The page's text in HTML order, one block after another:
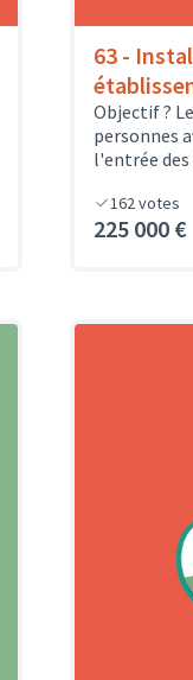
63 -
Objectif ?
personnes
l'entrée
162votes
225 000 €